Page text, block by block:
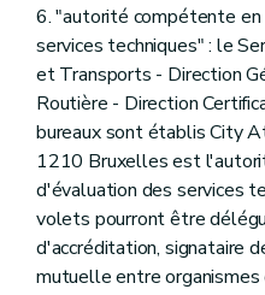
6. "autorité compétente
services techniques" : le
et Transports - Direction
Routière - Direction
bureaux sont établis City
1210 Bruxelles est
d'évaluation des services
volets pourront être
d'accréditation, signataire
mutuelle entre organismes